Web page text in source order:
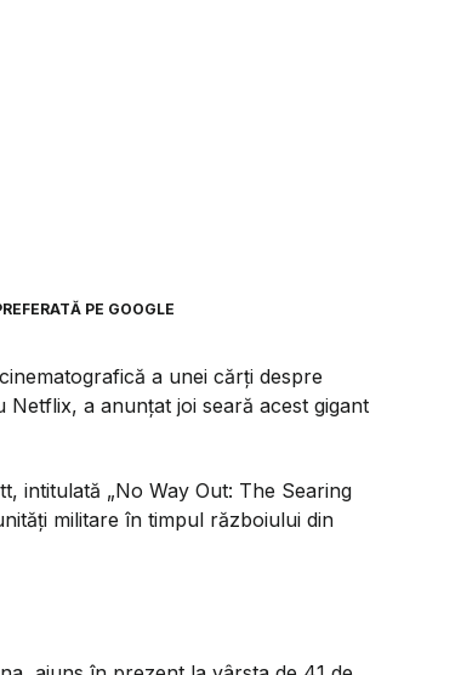
PE GOOGLE
a unei cărți despre
a anunțat joi seară acest gigant
intitulată „No Way Out: The Searing
militare în timpul războiului din